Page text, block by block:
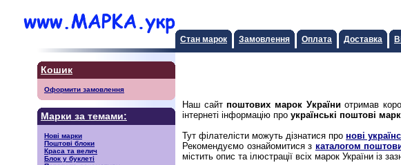
Стан марок Замовлення Оплата Доставка
Кошик
Оформити замовлення
Марки за темами:
Нові марки
Поштові блоки
Краса та велич
Блок у буклеті
Наш сайтпоштових марок Україниотримав
інтернеті інформацію про українські поштові
Тут філателісти можуть дізнатися про нові
Рекомендуємо ознайомитися з каталогом
містить опис та ілюстрації всіх марок України із